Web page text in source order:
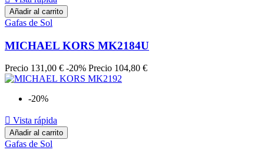
Añadir al carrito
Gafas de Sol
MICHAEL KORS MK2184U
Precio 131,00 € -20% Precio 104,80 €
-20%
 Vista rápida
Añadir al carrito
Gafas de Sol